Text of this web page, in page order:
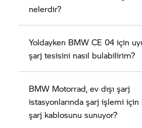
nelerdir?
Yoldayken BMW CE 04 için
şarj tesisini nasıl bulabilirim?
BMW Motorrad, ev dışı şarj
istasyonlarında şarj işlemi için
şarj kablosunu sunuyor?